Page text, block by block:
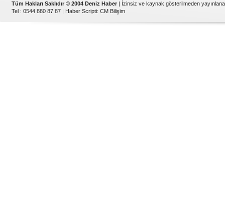
Tüm Hakları Saklıdır © 2004 Deniz Haber | İzinsiz ve kaynak gösterilmeden
Tel : 0544 880 87 87 | Haber Scripti: CM Bilişim